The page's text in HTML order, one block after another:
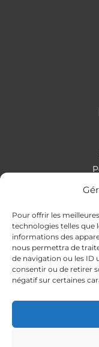
Pour offrir les
technologies telles que
informations des
nous permettra de
de navigation ou les ID
consentir ou de retirer
négatif sur certaines
Mail: